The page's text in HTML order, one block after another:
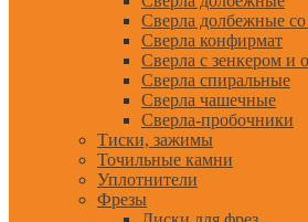
Сверла долбежные со
Сверла конфирмат
Сверла с зенкером и
Сверла спиральные
Сверла чашечные
Сверла-пробочники
Тиски, зажимы
Точильные камни
Уплотнители
Фрезы